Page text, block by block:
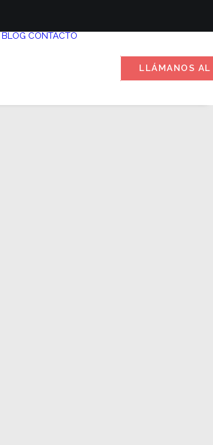
BLOG CONTACTO
LLÁMANOS